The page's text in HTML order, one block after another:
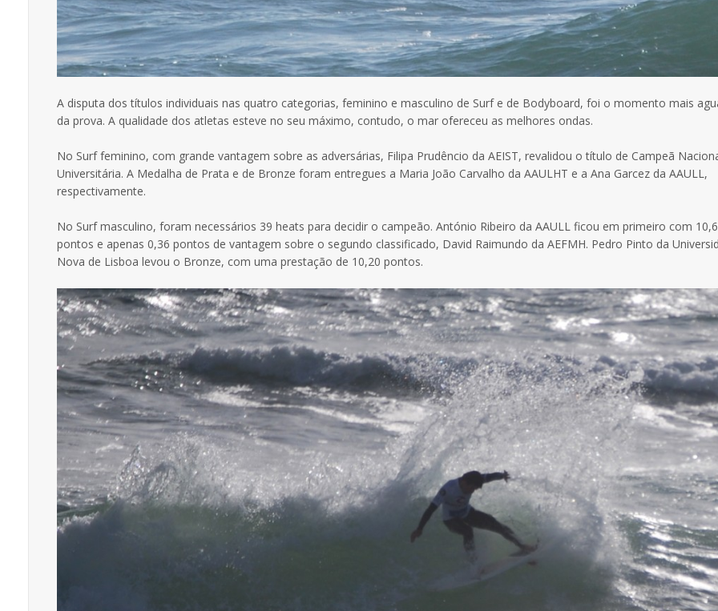
A disputa dos títulos individuais nas quatro categorias, feminino e masculino de Surf e de Bodyboard, foi o momento mais
da prova. A qualidade dos atletas esteve no seu máximo, contudo, o mar ofereceu as melhores ondas.
No Surf feminino, com grande vantagem sobre as adversárias, Filipa Prudêncio da AEIST, revalidou o título de Campeã
Universitária. A Medalha de Prata e de Bronze foram entregues a Maria João Carvalho da AAULHT e a Ana Garcez da AAULL,
respectivamente.
No Surf masculino, foram necessários 39 heats para decidir o campeão. António Ribeiro da AAULL ficou em primeiro com
pontos e apenas 0,36 pontos de vantagem sobre o segundo classificado, David Raimundo da AEFMH. Pedro Pinto da
Nova de Lisboa levou o Bronze, com uma prestação de 10,20 pontos.